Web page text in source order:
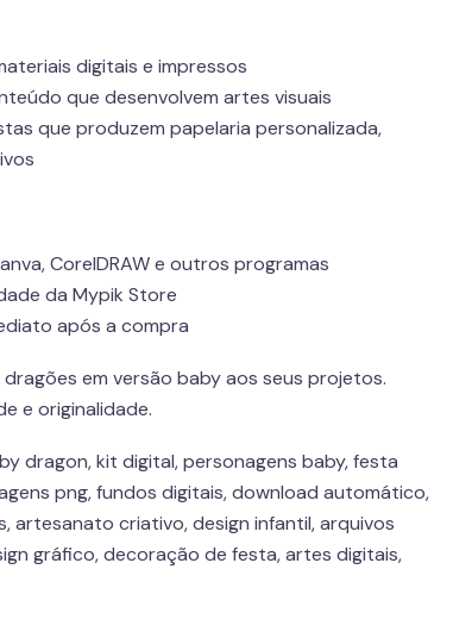
digitais e impressos
que desenvolvem artes visuais
que produzem papelaria personalizada,
CorelDRAW e outros programas
da Mypik Store
após a compra
em versão baby aos seus projetos.
e originalidade.
dragon, kit digital, personagens baby, festa
png, fundos digitais, download automático,
artesanato criativo, design infantil, arquivos
gráfico, decoração de festa, artes digitais,